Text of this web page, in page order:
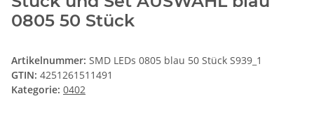
0805 50 Stück
Artikelnummer: SMD LEDs 0805 blau 50 Stück S939_1
GTIN: 4251261511491
Kategorie: 0402